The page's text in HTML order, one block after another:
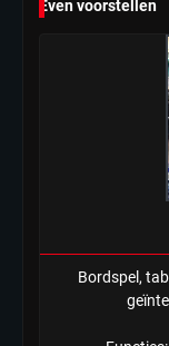
Even voorstellen
Bordspel,